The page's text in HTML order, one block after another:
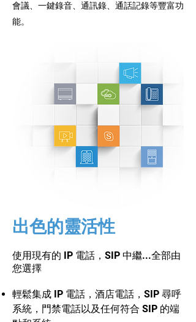
會議、一鍵錄音、通訊錄、通話記錄等豐富功
能。
出色的靈活性
使用現有的 IP 電話，SIP 中繼...全部由
您選擇
輕鬆集成 IP 電話，酒店電話，SIP 尋呼
系統，門禁電話以及任何符合 SIP 的端